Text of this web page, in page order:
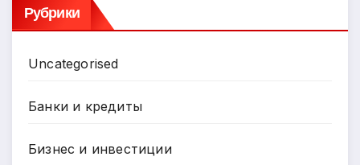
Рубрики
Uncategorised
Банки и кредиты
Бизнес и инвестиции